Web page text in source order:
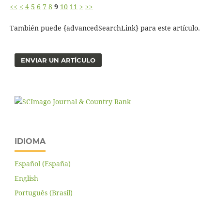
<< < 4 5 6 7 8 9 10 11 > >>
También puede {advancedSearchLink} para este artículo.
ENVIAR UN ARTÍCULO
IDIOMA
Español (España)
English
Português (Brasil)